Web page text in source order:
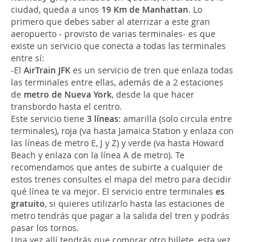
ciudad, queda a unos 19 Km de Manhattan. Lo
primero que debes saber al aterrizar a este gran
aeropuerto - provisto de varias terminales- es que
existe un servicio que conecta a todas las terminales
entre sí:
-El AirTrain JFK es un servicio de tren que enlaza todas
las terminales entre ellas, además de a 2 estaciones
de metro de Nueva York, desde la que hacer
transbordo hasta el centro.
Este servicio tiene 3 líneas: amarilla (solo circula entre
terminales), roja (va hasta Jamaica Station y enlaza con
las líneas de metro E, J y Z) y verde (va hasta Howard
Beach y enlaza con la línea A de metro). Te
recomendamos que antes de subirte a cualquier de
estos trenes consultes el mapa del metro para decidir
qué línea te va mejor. El servicio entre terminales es
gratuito, si quieres utilizarlo hasta las estaciones de
metro tendrás que pagar a la salida del tren y podrás
pasar los tornos.